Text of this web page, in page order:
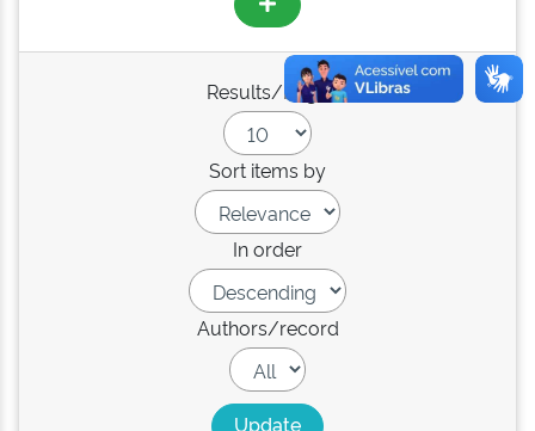
Results/Page
Sort items by
In order
Authors/record